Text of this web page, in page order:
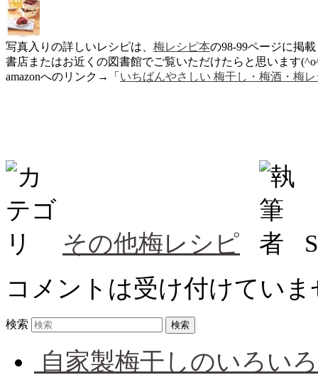
写真入りの詳しいレシピは、 梅レシピ本の98-99ページに掲
書店またはお近くの図書館でご覧いただけたらと思います
amazonへのリンク→「 いちばんやさしい 梅干し・梅酒・梅
その他梅レシピ
コメントは受け付けてい
検索
自家製梅干しのいろいろ